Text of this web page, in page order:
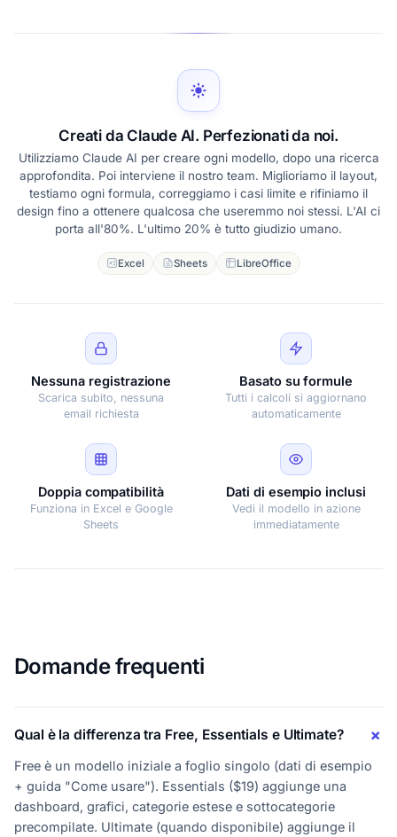
Creati da Claude AI. Perfezionati da noi.
Utilizziamo Claude AI per creare ogni modello, dopo una ricerca
approfondita. Poi interviene il nostro team. Miglioriamo il layout,
testiamo ogni formula, correggiamo i casi limite e rifiniamo il
design fino a ottenere qualcosa che useremmo noi stessi. L'AI ci
porta all'80%. L'ultimo 20% è tutto giudizio umano.
Excel Sheets LibreOffice
Nessuna registrazione
Scarica subito, nessuna
email richiesta
Basato su formule
Tutti i calcoli si aggiornano
automaticamente
Doppia compatibilità
Funziona in Excel e Google
Sheets
Dati di esempio inclusi
Vedi il modello in azione
immediatamente
Domande frequenti
Qual è la differenza tra Free, Essentials e Ultimate?
Free è un modello iniziale a foglio singolo (dati di esempio
+ guida "Come usare"). Essentials ($19) aggiunge una
dashboard, grafici, categorie estese e sottocategorie
precompilate. Ultimate (quando disponibile) aggiunge il